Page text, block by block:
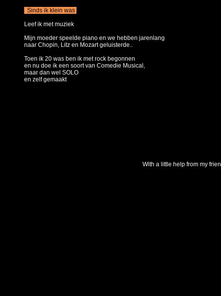
Sinds ik klein was
Leef ik met muziek
Mijn moeder speelde piano en we hebben jarenlang
naar Chopin, Litz en Mozart geluisterde..
Toen ik 20 was ben ik met rock begonnen
en nu doe ik een soort van Comedie Musical,
maar dan wel SOLO
en zelf gemaakt
With a little help from my